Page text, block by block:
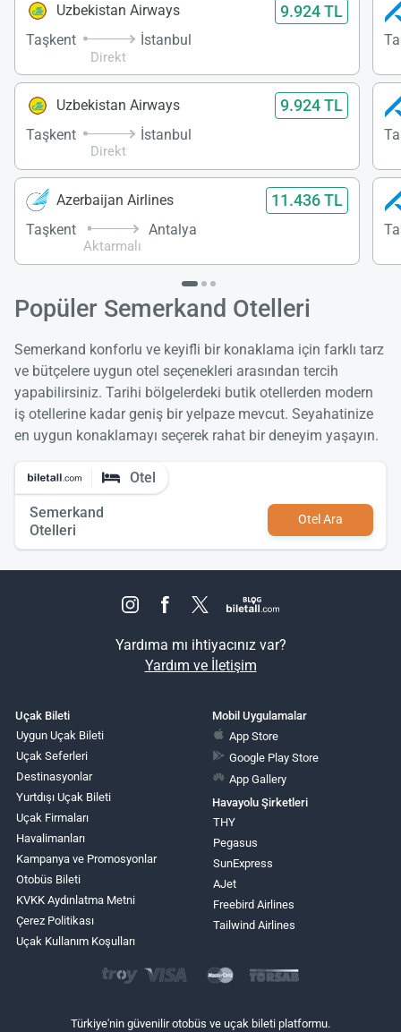
Uzbekistan Airways 9.924 TL
Taşkent
Direkt
İstanbul
Uzbekistan Airways 9.924 TL
Taşkent
Direkt
İstanbul
Azerbaijan Airlines 11.436 TL
Taşkent
Aktarmalı
Antalya
Popüler Semerkand Otelleri
Semerkand konforlu ve keyifli bir konaklama için farklı tarz
ve bütçelere uygun otel seçenekleri arasından tercih
yapabilirsiniz. Tarihi bölgelerdeki butik otellerden modern
iş otellerine kadar geniş bir yelpaze mevcut. Seyahatinize
en uygun konaklamayı seçerek rahat bir deneyim yaşayın.
Otel
Semerkand
Otelleri
Otel Ara
Yardıma mı ihtiyacınız var?
Yardım ve İletişim
Uçak Bileti
Uygun Uçak Bileti
Uçak Seferleri
Destinasyonlar
Yurtdışı Uçak Bileti
Uçak Firmaları
Havalimanları
Kampanya ve Promosyonlar
Otobüs Bileti
KVKK Aydınlatma Metni
Çerez Politikası
Uçak Kullanım Koşulları
Mobil Uygulamalar
App Store
Google Play Store
App Gallery
Havayolu Şirketleri
THY
Pegasus
SunExpress
AJet
Freebird Airlines
Tailwind Airlines
Türkiye'nin güvenilir otobüs ve uçak bileti platformu.